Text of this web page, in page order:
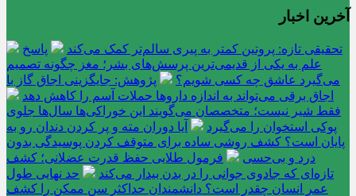
آخرین اخبار
تحقیقی تازه: پروتین کمتر به پیری سالم‌تر کمک می‌کند
پاسخ
علم به یکی از قدیمی‌ترین پرسش‌های بشر؛ مغز چگونه تصمیم
می‌گیرد عاشق چه کسی شویم؟
پژوهش: جایگزینی اجاق گاز با
اجاق برقی می‌تواند به اندازه داروها حملات آسم را کاهش دهد
فقط شیر نیست؛ متخصصان می‌گویند این خوراکی‌ها سال‌ها جلوی
پوکی استخوان را می‌گیرد
آیا دوران مته و پر کردن دندان رو به
پایان است؟ کشف روشی ساده برای متوقف کردن پوسیدگی بدون
درد و بی‌حسی
فرمول طلایی حفظ قدرت عضلانی؛ کشف
تازه‌ای که جادوی جوانی را در بدن بیدار می‌کند
حد نهایی طول
عمر انسان چقدر است؟ دانشمندان حداکثر سن ممکن را کشف